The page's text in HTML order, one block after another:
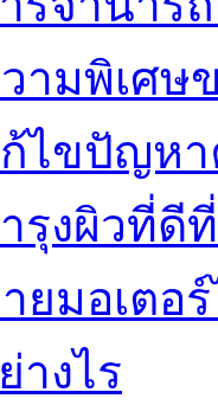
ามพิเศษ
ไขปัญห
รุงผิวที่ดี
ยมอเตอ
างไร